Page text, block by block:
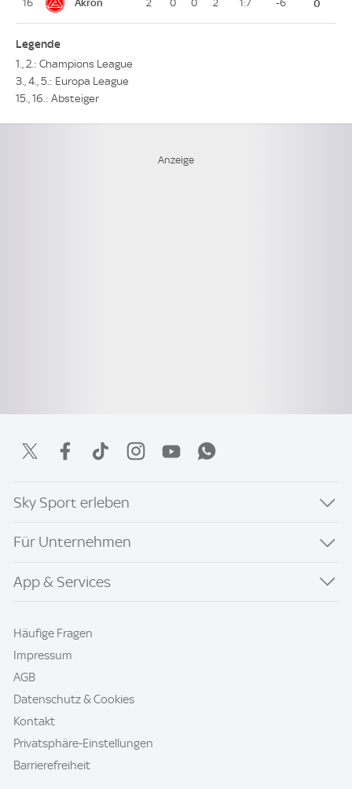
16 2 0 0 2 1:7 -6 0
Legende
1., 2.: Champions League
3., 4., 5.: Europa League
15., 16.: Absteiger
Sky Sport erleben
Für Unternehmen
App & Services
Häufige Fragen
Impressum
AGB
Datenschutz & Cookies
Kontakt
Privatsphäre-Einstellungen
Barrierefreiheit